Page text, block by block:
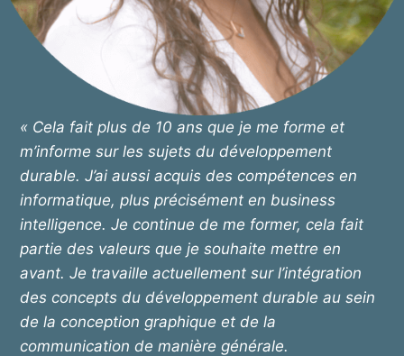
« Cela fait plus de 10 ans que je me forme et
m’informe sur les sujets du développement
durable. J’ai aussi acquis des compétences en
informatique, plus précisément en business
intelligence. Je continue de me former, cela fait
partie des valeurs que je souhaite mettre en
avant. Je travaille actuellement sur l’intégration
des concepts du développement durable au sein
de la conception graphique et de la
communication de manière générale.